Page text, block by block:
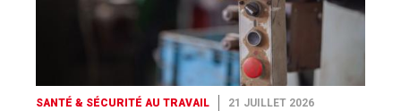
SANTÉ & SÉCURITÉ AU TRAVAIL 21 JUILLET 2026